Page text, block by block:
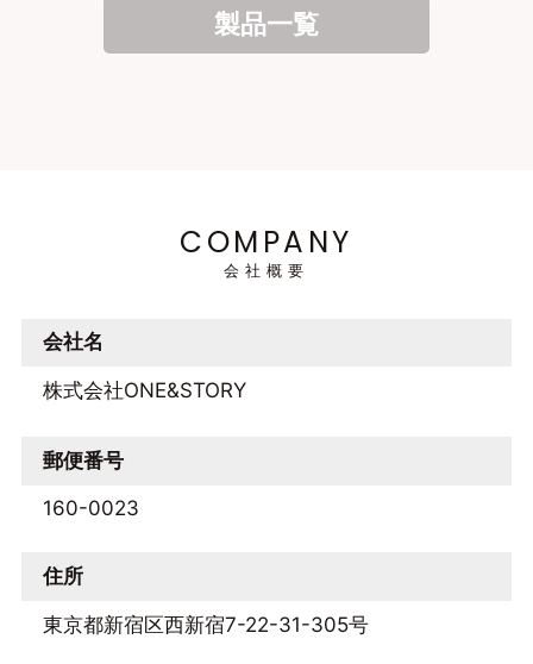
製品一覧
COMPANY
会社概要
会社名
株式会社ONE&STORY
郵便番号
160-0023
住所
東京都新宿区西新宿7-22-31-305号